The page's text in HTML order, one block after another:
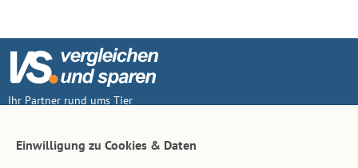
Ihr Partner rund ums Tier
Einwilligung zu Cookies & Daten